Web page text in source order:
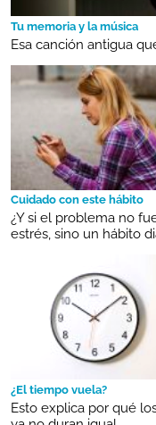
Tu memoria y la música
Esa canción antigua
Cuidado con este hábito
¿Y si el problema no
estrés, sino un hábito
¿El tiempo vuela?
Esto explica por qué